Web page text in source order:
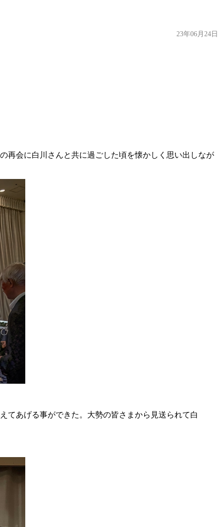
23年06月24日
再会に白川さんと共に過ごした頃を懐かしく思い出しなが
てあげる事ができた。大勢の皆さまから見送られて白